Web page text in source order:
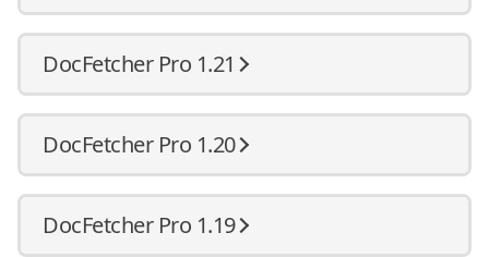
DocFetcher Pro 1.21
DocFetcher Pro 1.20
DocFetcher Pro 1.19